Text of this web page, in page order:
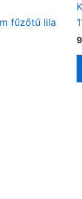
fűzőtű lila